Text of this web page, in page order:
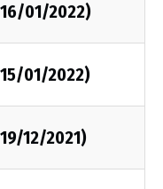
01/2022)
01/2022)
12/2021)